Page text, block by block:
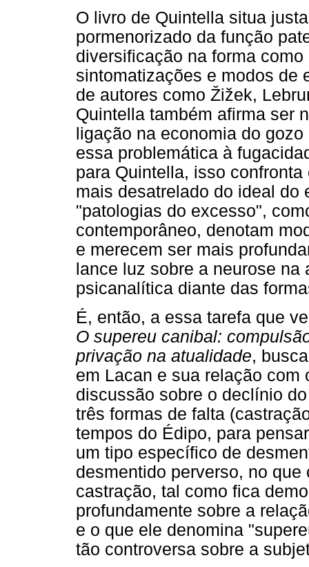
O livro de Quintella situa
pormenorizado da função
diversificação na forma
sintomatizações e modos de
de autores como Žižek,
Quintella também afirma ser
ligação na economia do
essa problemática à
para Quintella, isso
mais desatrelado do ideal do
"patologias do excesso",
contemporâneo, denotam
e merecem ser mais
lance luz sobre a neurose
psicanalítica diante das
É, então, a essa tarefa que
O supereu canibal:
privação na atualidade,
em Lacan e sua relação
discussão sobre o declínio
três formas de falta
tempos do Édipo, para
um tipo específico de
desmentido perverso, no
castração, tal como fica
profundamente sobre a
e o que ele denomina
tão controversa sobre a